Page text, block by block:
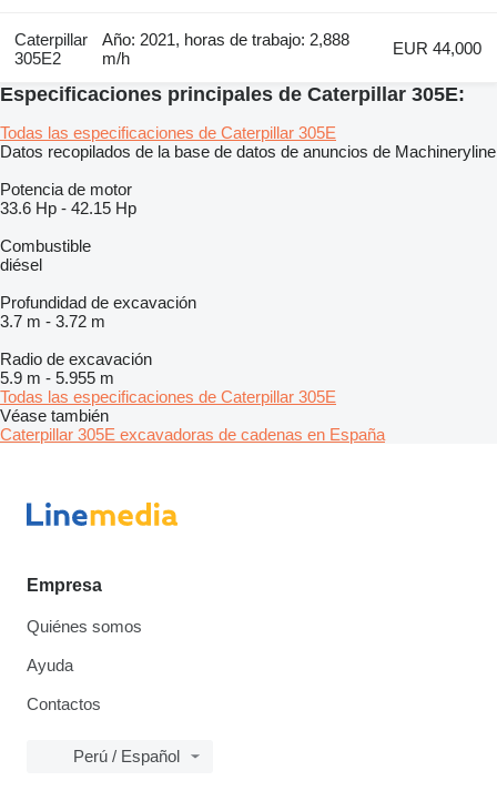
Caterpillar
305E2
Año: 2021, horas de trabajo: 2,888
m/h
EUR 44,000
Especificaciones principales de Caterpillar 305E:
Todas las especificaciones de Caterpillar 305E
Datos recopilados de la base de datos de anuncios de Machineryline
Potencia de motor
33.6 Hp - 42.15 Hp
Combustible
diésel
Profundidad de excavación
3.7 m - 3.72 m
Radio de excavación
5.9 m - 5.955 m
Todas las especificaciones de Caterpillar 305E
Véase también
Caterpillar 305E excavadoras de cadenas en España
Empresa
Quiénes somos
Ayuda
Contactos
Perú / Español